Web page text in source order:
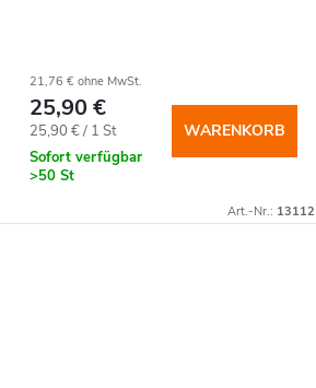
21,76 € ohne MwSt.
25,90 €
Verkaufspreis:
25,90 € / 1 St
Sofort verfügbar
>50 St
WARENKORB
Art.-Nr.: 13112